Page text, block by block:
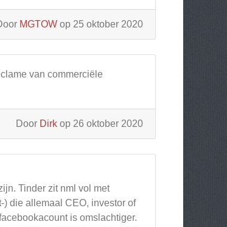
MGTOW op 25 oktober 2020
van commerciële
Door Dirk op 26 oktober 2020
Tinder zit nml vol met
die allemaal CEO, investor of
is omslachtiger.